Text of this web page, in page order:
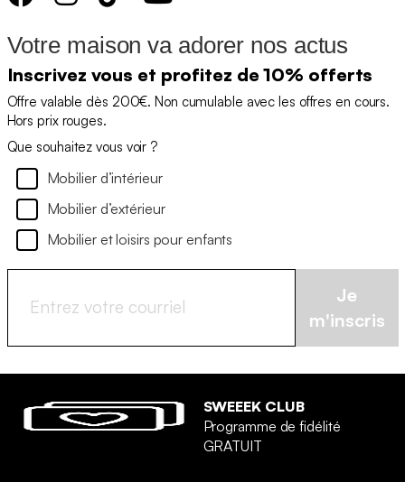
Votre maison va adorer nos actus
Inscrivez vous et profitez de 10% offerts
Offre valable dès 200€. Non cumulable avec les offres en cours.
Hors prix rouges.
Que souhaitez vous voir ?
Mobilier d’intérieur
Mobilier d’extérieur
Mobilier et loisirs pour enfants
Je
m'inscris
SWEEEK CLUB
Programme de fidélité
GRATUIT